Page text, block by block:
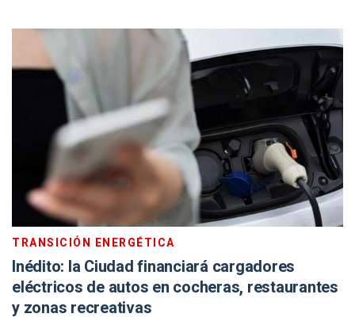
TRANSICIÓN ENERGÉTICA
Inédito: la Ciudad financiará cargadores
eléctricos de autos en cocheras, restaurantes
y zonas recreativas